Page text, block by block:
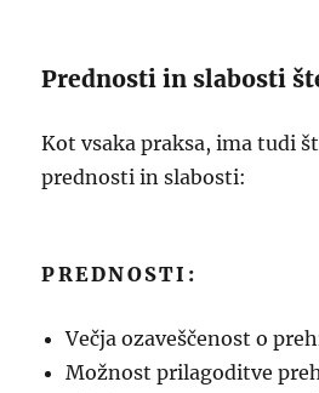
Prednosti in slabosti
Kot vsaka praksa, ima tudi
prednosti in slabosti:
PREDNOSTI:
Večja ozaveščenost o
Možnost prilagoditve